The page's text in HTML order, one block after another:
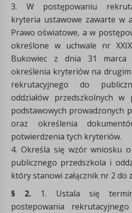
3. W postępowaniu
kryteria ustawowe zawarte w
Prawo oświatowe, a w
określone w uchwale nr
Bukowiec z dnia 31
określenia kryteriów na
rekrutacyjnego do
oddziałów przedszkolnych w
podstawowych prowadzonych
oraz określenia
potwierdzenia tych kryteriów.
4. Określa się wzór wniosku
publicznego przedszkola i
który stanowi załącznik nr 2 do
§ 2.1. Ustala się terminy
postepowania